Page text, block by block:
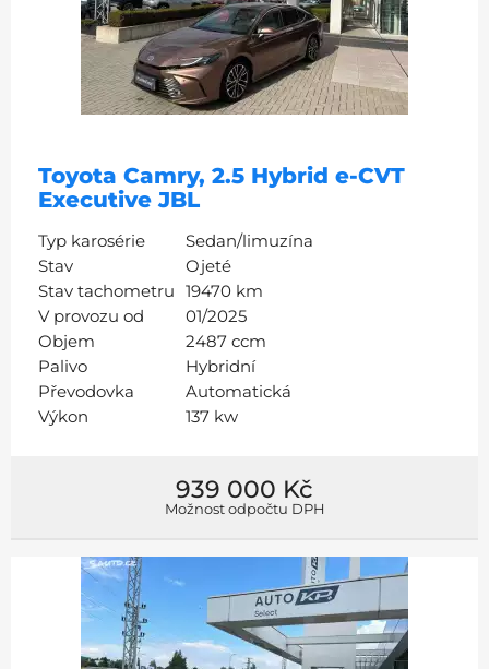
Toyota Camry, 2.5 Hybrid e-CVT
Executive JBL
Typ karosérie
Sedan/limuzína
Stav
Ojeté
Stav tachometru 19470 km
V provozu od
01/2025
Objem
2487 ccm
Palivo
Hybridní
Převodovka
Automatická
Výkon
137 kw
939 000 Kč
Možnost odpočtu DPH